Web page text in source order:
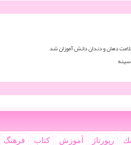
دهان و دندان دانش آموزان شد
رپورتاژ آموزش كتاب فرهنگ